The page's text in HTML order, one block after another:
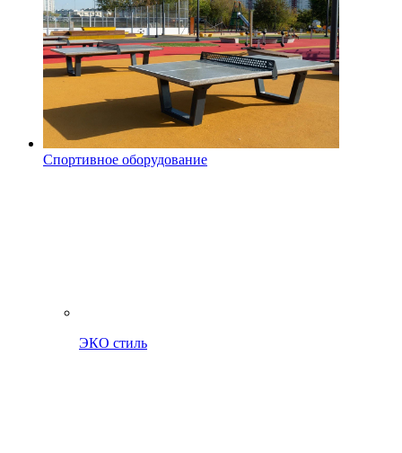
Спортивное оборудование
ЭКО стиль